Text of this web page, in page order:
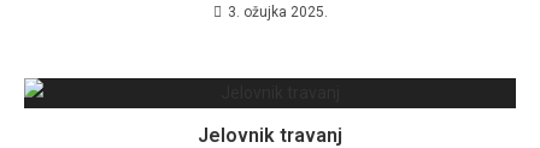
3. ožujka 2025.
Jelovnik travanj